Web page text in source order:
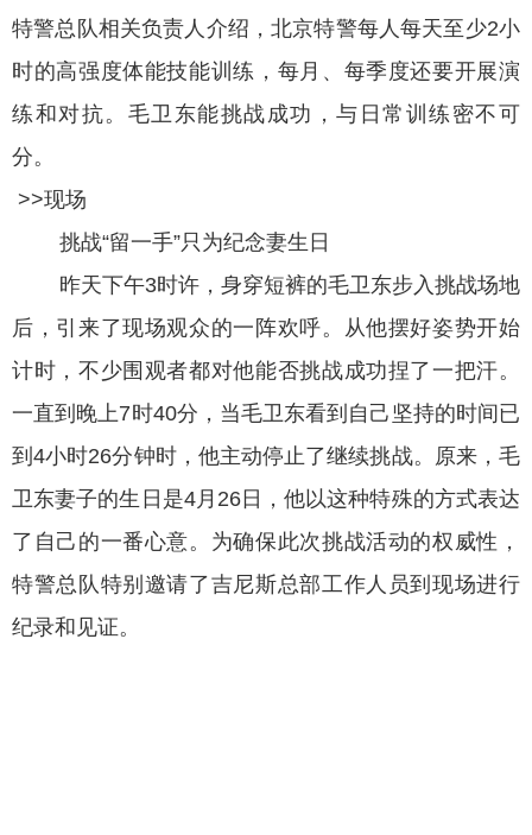
特警总队相关负责人介绍，北京特警每人每天至少2小
时的高强度体能技能训练，每月、每季度还要开展演
练和对抗。毛卫东能挑战成功，与日常训练密不可
分。
>>现场
挑战“留一手”只为纪念妻生日
昨天下午3时许，身穿短裤的毛卫东步入挑战场地
后，引来了现场观众的一阵欢呼。从他摆好姿势开始
计时，不少围观者都对他能否挑战成功捏了一把汗。
一直到晚上7时40分，当毛卫东看到自己坚持的时间已
到4小时26分钟时，他主动停止了继续挑战。原来，毛
卫东妻子的生日是4月26日，他以这种特殊的方式表达
了自己的一番心意。为确保此次挑战活动的权威性，
特警总队特别邀请了吉尼斯总部工作人员到现场进行
纪录和见证。